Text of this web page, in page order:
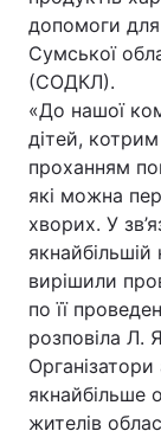
допомоги для
Сумської
(СОДКЛ).
«До нашої
дітей,
проханням
які можна
хворих. У
якнайбільшій
вирішили
по її
розповіла Л.
якнайбільше
жителів